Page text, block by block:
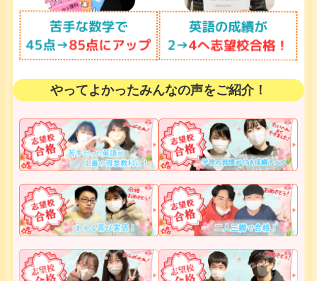
やってよかったみんなの声をご紹介！